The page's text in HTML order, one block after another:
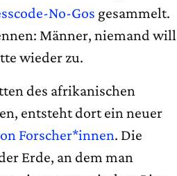
No-Gos gesammelt.
Männer, niemand will
wieder zu.
des afrikanischen
entsteht dort ein neuer
Forscher*innen. Die
Erde, an dem man